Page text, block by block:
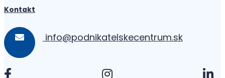
Kontakt
info@podnikatelskecentrum.sk